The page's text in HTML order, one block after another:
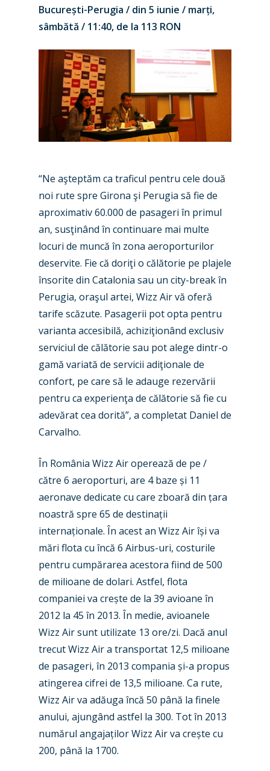
București-Perugia / din 5 iunie / marți,
sâmbătă / 11:40, de la 113 RON
“Ne aşteptăm ca traficul pentru cele două
noi rute spre Girona şi Perugia să fie de
aproximativ 60.000 de pasageri în primul
an, susţinând în continuare mai multe
locuri de muncă în zona aeroporturilor
deservite. Fie că doriţi o călătorie pe plajele
însorite din Catalonia sau un city-break în
Perugia, oraşul artei, Wizz Air vă oferă
tarife scăzute. Pasagerii pot opta pentru
varianta accesibilă, achiziţionând exclusiv
serviciul de călătorie sau pot alege dintr-o
gamă variată de servicii adiţionale de
confort, pe care să le adauge rezervării
pentru ca experienţa de călătorie să fie cu
adevărat cea dorită”, a completat Daniel de
Carvalho.
În România Wizz Air operează de pe /
către 6 aeroporturi, are 4 baze și 11
aeronave dedicate cu care zboară din țara
noastră spre 65 de destinații
internaționale. În acest an Wizz Air își va
mări flota cu încă 6 Airbus-uri, costurile
pentru cumpărarea acestora fiind de 500
de milioane de dolari. Astfel, flota
companiei va crește de la 39 avioane în
2012 la 45 în 2013. În medie, avioanele
Wizz Air sunt utilizate 13 ore/zi. Dacă anul
trecut Wizz Air a transportat 12,5 milioane
de pasageri, în 2013 compania și-a propus
atingerea cifrei de 13,5 milioane. Ca rute,
Wizz Air va adăuga încă 50 până la finele
anului, ajungând astfel la 300. Tot în 2013
numărul angajaților Wizz Air va crește cu
200, până la 1700.
New Routes
Industry
Accidents / Incidents
Airshows
Dubai 2025
Paris 2025
Paris 2023
Farnborough 2022
Dubai 2019
Paris 2019
Business Jets
Military
Trip Reports
Marketplace
Jobs
Contact